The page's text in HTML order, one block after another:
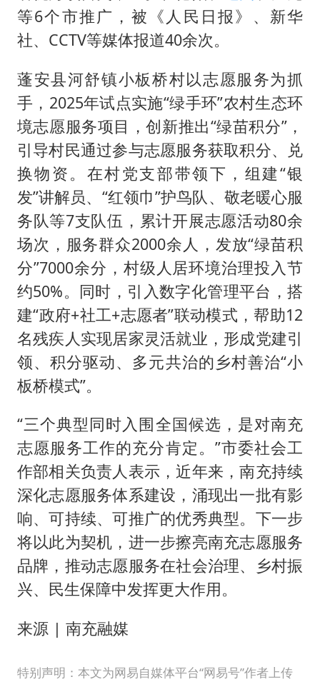
等6个市推广，被《人民日报》、新华
社、CCTV等媒体报道40余次。
蓬安县河舒镇小板桥村以志愿服务为抓
手，2025年试点实施“绿手环”农村生态环
境志愿服务项目，创新推出“绿苗积分”，
引导村民通过参与志愿服务获取积分、兑
换物资。在村党支部带领下，组建“银
发”讲解员、“红领巾”护鸟队、敬老暖心服
务队等7支队伍，累计开展志愿活动80余
场次，服务群众2000余人，发放“绿苗积
分”7000余分，村级人居环境治理投入节
约50%。同时，引入数字化管理平台，搭
建“政府+社工+志愿者”联动模式，帮助12
名残疾人实现居家灵活就业，形成党建引
领、积分驱动、多元共治的乡村善治“小
板桥模式”。
“三个典型同时入围全国候选，是对南充
志愿服务工作的充分肯定。”市委社会工
作部相关负责人表示，近年来，南充持续
深化志愿服务体系建设，涌现出一批有影
响、可持续、可推广的优秀典型。下一步
将以此为契机，进一步擦亮南充志愿服务
品牌，推动志愿服务在社会治理、乡村振
兴、民生保障中发挥更大作用。
来源 | 南充融媒
特别声明：本文为网易自媒体平台“网易号”作者上传